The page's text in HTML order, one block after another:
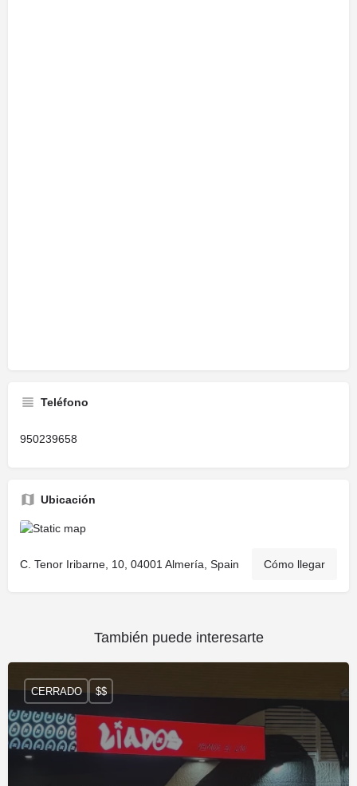
Teléfono
950239658
Ubicación
C. Tenor Iribarne, 10, 04001 Almería, Spain Cómo llegar
También puede interesarte
CERRADO $$